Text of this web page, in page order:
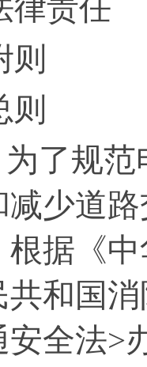
律责任
则
则
了规范
减少道
根据《
共和国
安全法>